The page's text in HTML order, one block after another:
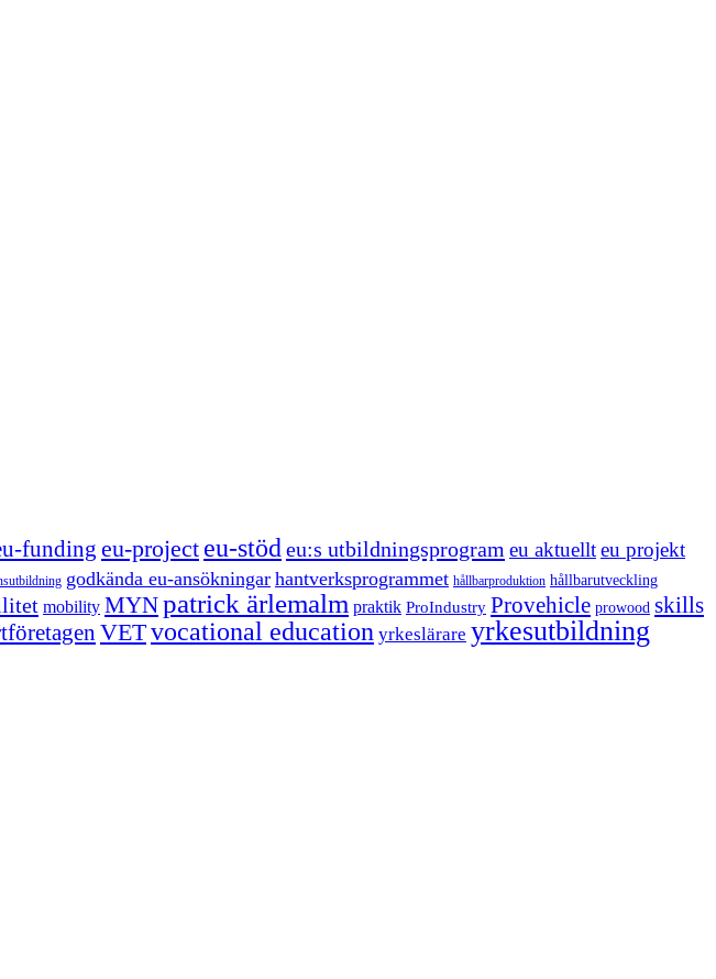
funding eu-project eu-stöd eu:s utbildningsprogram eu aktuellteu projekt
godkända eu-ansökningar hantverksprogrammet hållbarproduktion hållbarutveckling
mobility MYNpatrick ärlemalm praktik ProIndustry Provehicle prowood skills
VETvocational education yrkeslärare yrkesutbildning